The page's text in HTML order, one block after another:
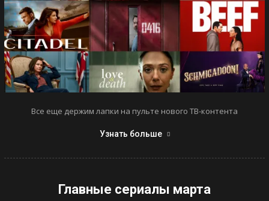
Все еще держим лапки на пульте нового ТВ-контента
Узнать больше
Главные сериалы марта